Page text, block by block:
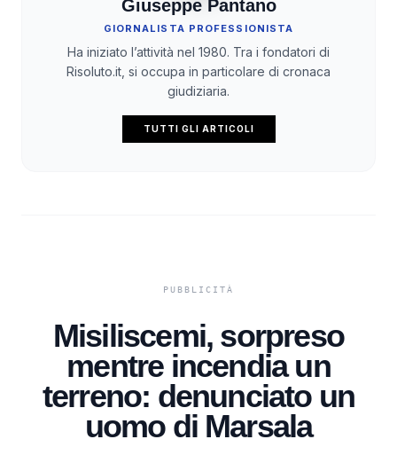
Giuseppe Pantano
GIORNALISTA PROFESSIONISTA
Ha iniziato l’attività nel 1980. Tra i fondatori di
Risoluto.it, si occupa in particolare di cronaca
giudiziaria.
TUTTI GLI ARTICOLI
Misiliscemi, sorpreso
mentre incendia un
terreno: denunciato un
uomo di Marsala